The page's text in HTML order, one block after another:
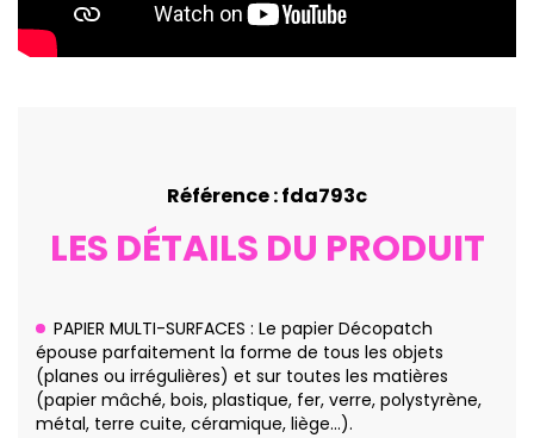
Référence : fda793c
LES DÉTAILS DU PRODUIT
PAPIER MULTI-SURFACES : Le papier Décopatch
épouse parfaitement la forme de tous les objets
(planes ou irrégulières) et sur toutes les matières
(papier mâché, bois, plastique, fer, verre, polystyrène,
métal, terre cuite, céramique, liège…).